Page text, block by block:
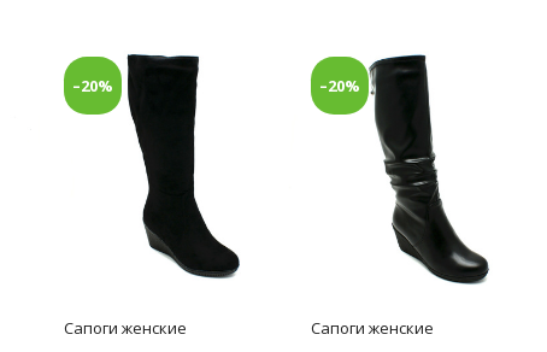
–20%
Сапоги женские
–20%
Сапоги женские